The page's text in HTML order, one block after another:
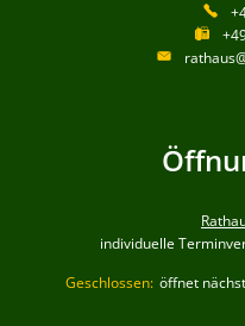
individuelle
Klicken, um weitere
Geschlossen: öffnet